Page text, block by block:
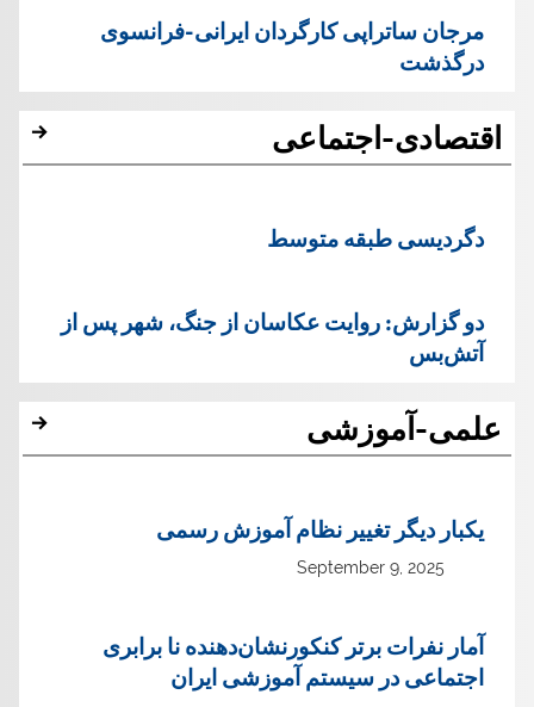
مرجان ساتراپی کارگردان ایرانی-فرانسوی
درگذشت
اقتصادی-اجتماعی
دگردیسی طبقه متوسط
دو گزارش: روایت عکاسان از جنگ، شهر پس از
آتش‌بس
علمی-آموزشی
یک‏بار دیگر تغییر نظام آموزش رسمی
September 9, 2025
آمار نفرات برتر کنکورنشان‌دهنده نا برابری
اجتماعی در سیستم آموزشی ایران